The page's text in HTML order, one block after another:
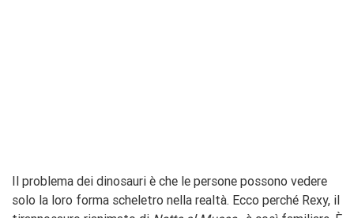
Il problema dei dinosauri è che le persone possono vedere
solo la loro forma scheletro nella realtà. Ecco perché Rexy, il